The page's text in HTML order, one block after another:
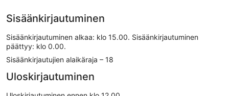
Sisäänkirjautuminen
Sisäänkirjautuminen alkaa: klo 15.00. Sisäänkirjautuminen
päättyy: klo 0.00.
Sisäänkirjautujien alaikäraja – 18
Uloskirjautuminen